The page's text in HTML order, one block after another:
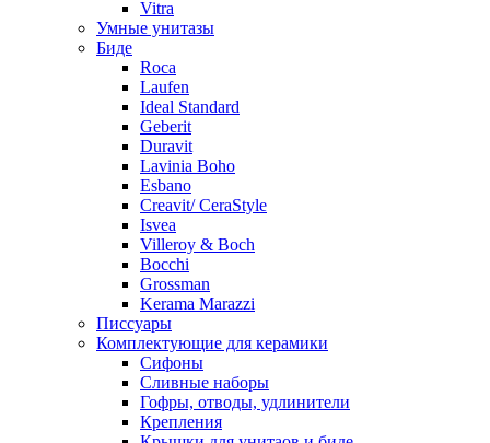
Vitra
Умные унитазы
Биде
Roca
Laufen
Ideal Standard
Geberit
Duravit
Lavinia Boho
Esbano
Creavit/ CeraStyle
Isvea
Villeroy & Boch
Bocchi
Grossman
Kerama Marazzi
Писсуары
Комплектующие для керамики
Сифоны
Сливные наборы
Гофры, отводы, удлинители
Крепления